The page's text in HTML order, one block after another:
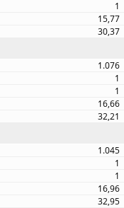
1
15,77
30,37
1.076
1
1
16,66
32,21
1.045
1
1
16,96
32,95